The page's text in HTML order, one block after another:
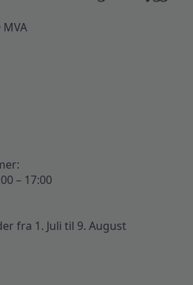
– 17:00
fra 1. Juli til 9. August